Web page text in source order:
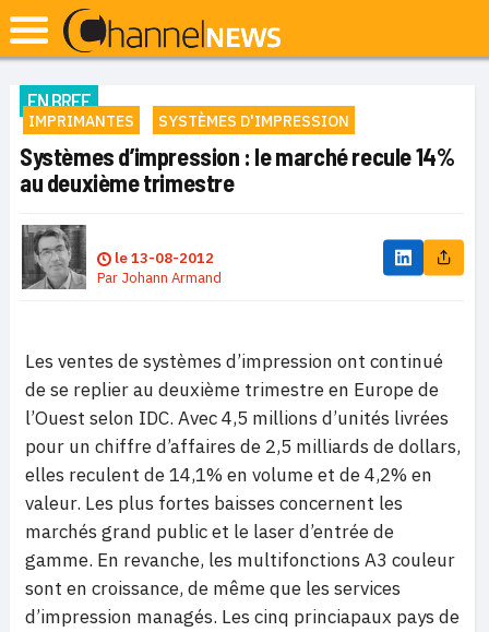
EN BREF
IMPRIMANTES SYSTÈMES D'IMPRESSION
Systèmes d’impression : le marché recule 14%
au deuxième trimestre
le13-08-2012
Par Johann Armand
Les ventes de systèmes d’impression ont continué
de se replier au deuxième trimestre en Europe de
l’Ouest selon IDC. Avec 4,5 millions d’unités livrées
pour un chiffre d’affaires de 2,5 milliards de dollars,
elles reculent de 14,1% en volume et de 4,2% en
valeur. Les plus fortes baisses concernent les
marchés grand public et le laser d’entrée de
gamme. En revanche, les multifonctions A3 couleur
sont en croissance, de même que les services
d’impression managés. Les cinq princiapaux pays de